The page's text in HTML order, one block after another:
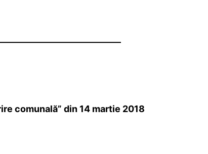
comunală” din 14 martie 2018